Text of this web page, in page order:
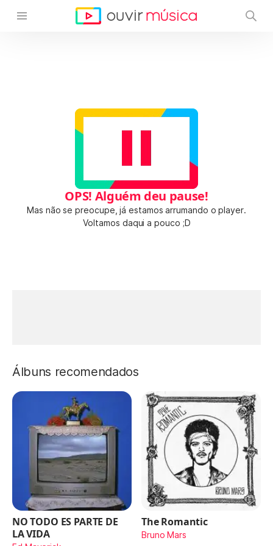
OPS! Alguém deu pause!
Mas não se preocupe, já estamos arrumando o player.
Voltamos daqui a pouco ;D
Álbuns recomendados
NO TODO ES PARTE DE
LA VIDA
The Romantic
Bruno Mars